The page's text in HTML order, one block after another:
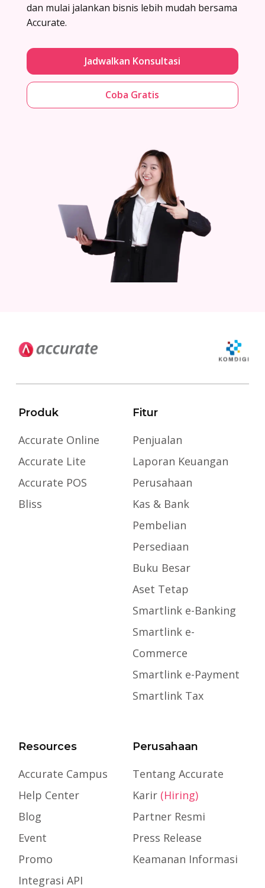
dan mulai jalankan bisnis lebih mudah bersama
Accurate.
Jadwalkan Konsultasi
Coba Gratis
Produk
Accurate Online
Accurate Lite
Accurate POS
Bliss
Fitur
Penjualan
Laporan Keuangan
Perusahaan
Kas & Bank
Pembelian
Persediaan
Buku Besar
Aset Tetap
Smartlink e-Banking
Smartlink e-
Commerce
Smartlink e-Payment
Smartlink Tax
Resources
Accurate Campus
Help Center
Blog
Event
Promo
Integrasi API
Perusahaan
Tentang Accurate
Karir (Hiring)
Partner Resmi
Press Release
Keamanan Informasi